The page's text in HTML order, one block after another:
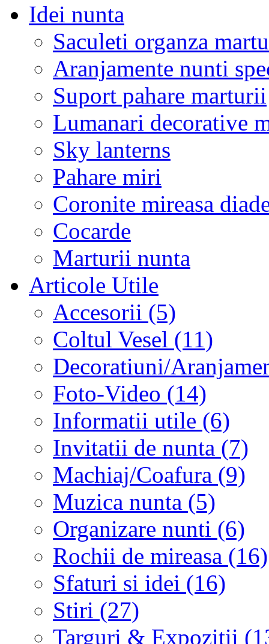
Idei nunta
Saculeti organza
Aranjamente nunti
Suport pahare marturii
Lumanari decorative
Sky lanterns
Pahare miri
Coronite mireasa
Cocarde
Marturii nunta
Articole Utile
Accesorii (5)
Coltul Vesel (11)
Decoratiuni/
Foto-Video (14)
Informatii utile (6)
Invitatii de nunta (7)
Machiaj/Coafura (9)
Muzica nunta (5)
Organizare nunti (6)
Rochii de mireasa (16)
Sfaturi si idei (16)
Stiri (27)
Targuri & Expozitii